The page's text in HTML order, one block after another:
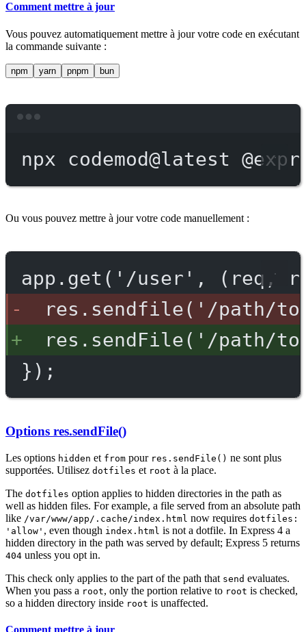
Comment mettre à jour
Vous pouvez automatiquement mettre à jour votre code en exécutant
la commande suivante :
npm yarn pnpm bun
npx codemod@latest
Ou vous pouvez mettre à jour votre code manuellement :
app.get('/user', (req,
res.sendfile('/path/
res.sendFile('/path/
});
Options res.sendFile()
Les options hidden et from pour res.sendFile() ne sont plus
supportées. Utilisez dotfiles et root à la place.
The dotfiles option applies to hidden directories in the path as
well as hidden files. For example, a file served from an absolute path
like /var/www/app/.cache/index.html now requires dotfiles:
'allow' , even though index.html is not a dotfile. In Express 4 a
hidden directory in the path was served by default; Express 5 returns
404 unless you opt in.
This check only applies to the part of the path that send evaluates.
When you pass a root, only the portion relative to root is checked,
so a hidden directory inside root is unaffected.
Comment mettre à jour